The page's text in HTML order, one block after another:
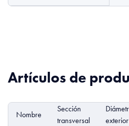
Artículos de
Nombre
Sección
transversal
exterior